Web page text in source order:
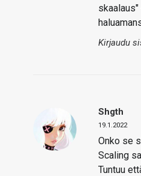
Kirjaudu
Shgth
19.1.2022
Onko se
Scaling
Tuntuu